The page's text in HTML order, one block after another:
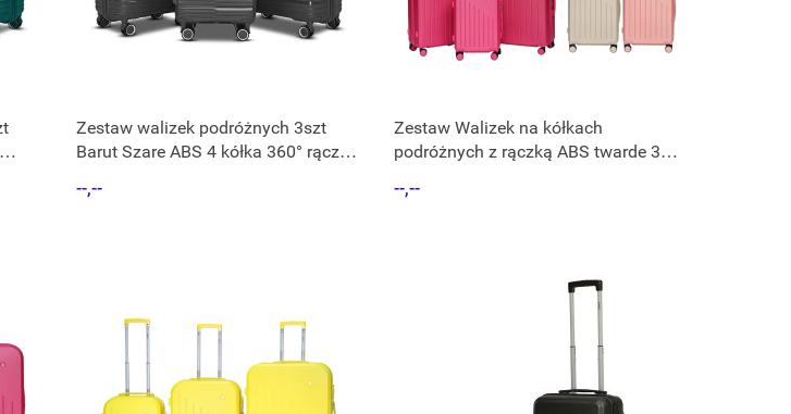
Zestaw walizek podróżnych 3szt
Barut Szare ABS 4 kółka 360° rączka
--,--
Zestaw Walizek na kółkach
podróżnych z rączką ABS twarde 3
--,--